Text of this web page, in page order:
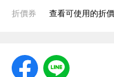
折價券 查看可使用的折